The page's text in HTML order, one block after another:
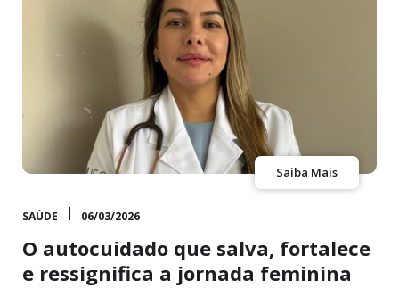
Saiba Mais
SAÚDE 06/03/2026
O autocuidado que salva, fortalece
e ressignifica a jornada feminina